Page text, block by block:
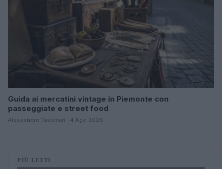
Guida ai mercatini vintage in Piemonte con
passeggiate e street food
Alessandro Tassinari · 4 Ago 2026
PIÙ LETTI